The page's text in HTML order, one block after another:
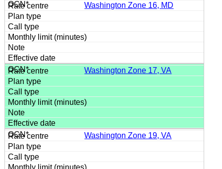
Washington Zone 16, MD
Washington Zone 17, VA
Washington Zone 19, VA